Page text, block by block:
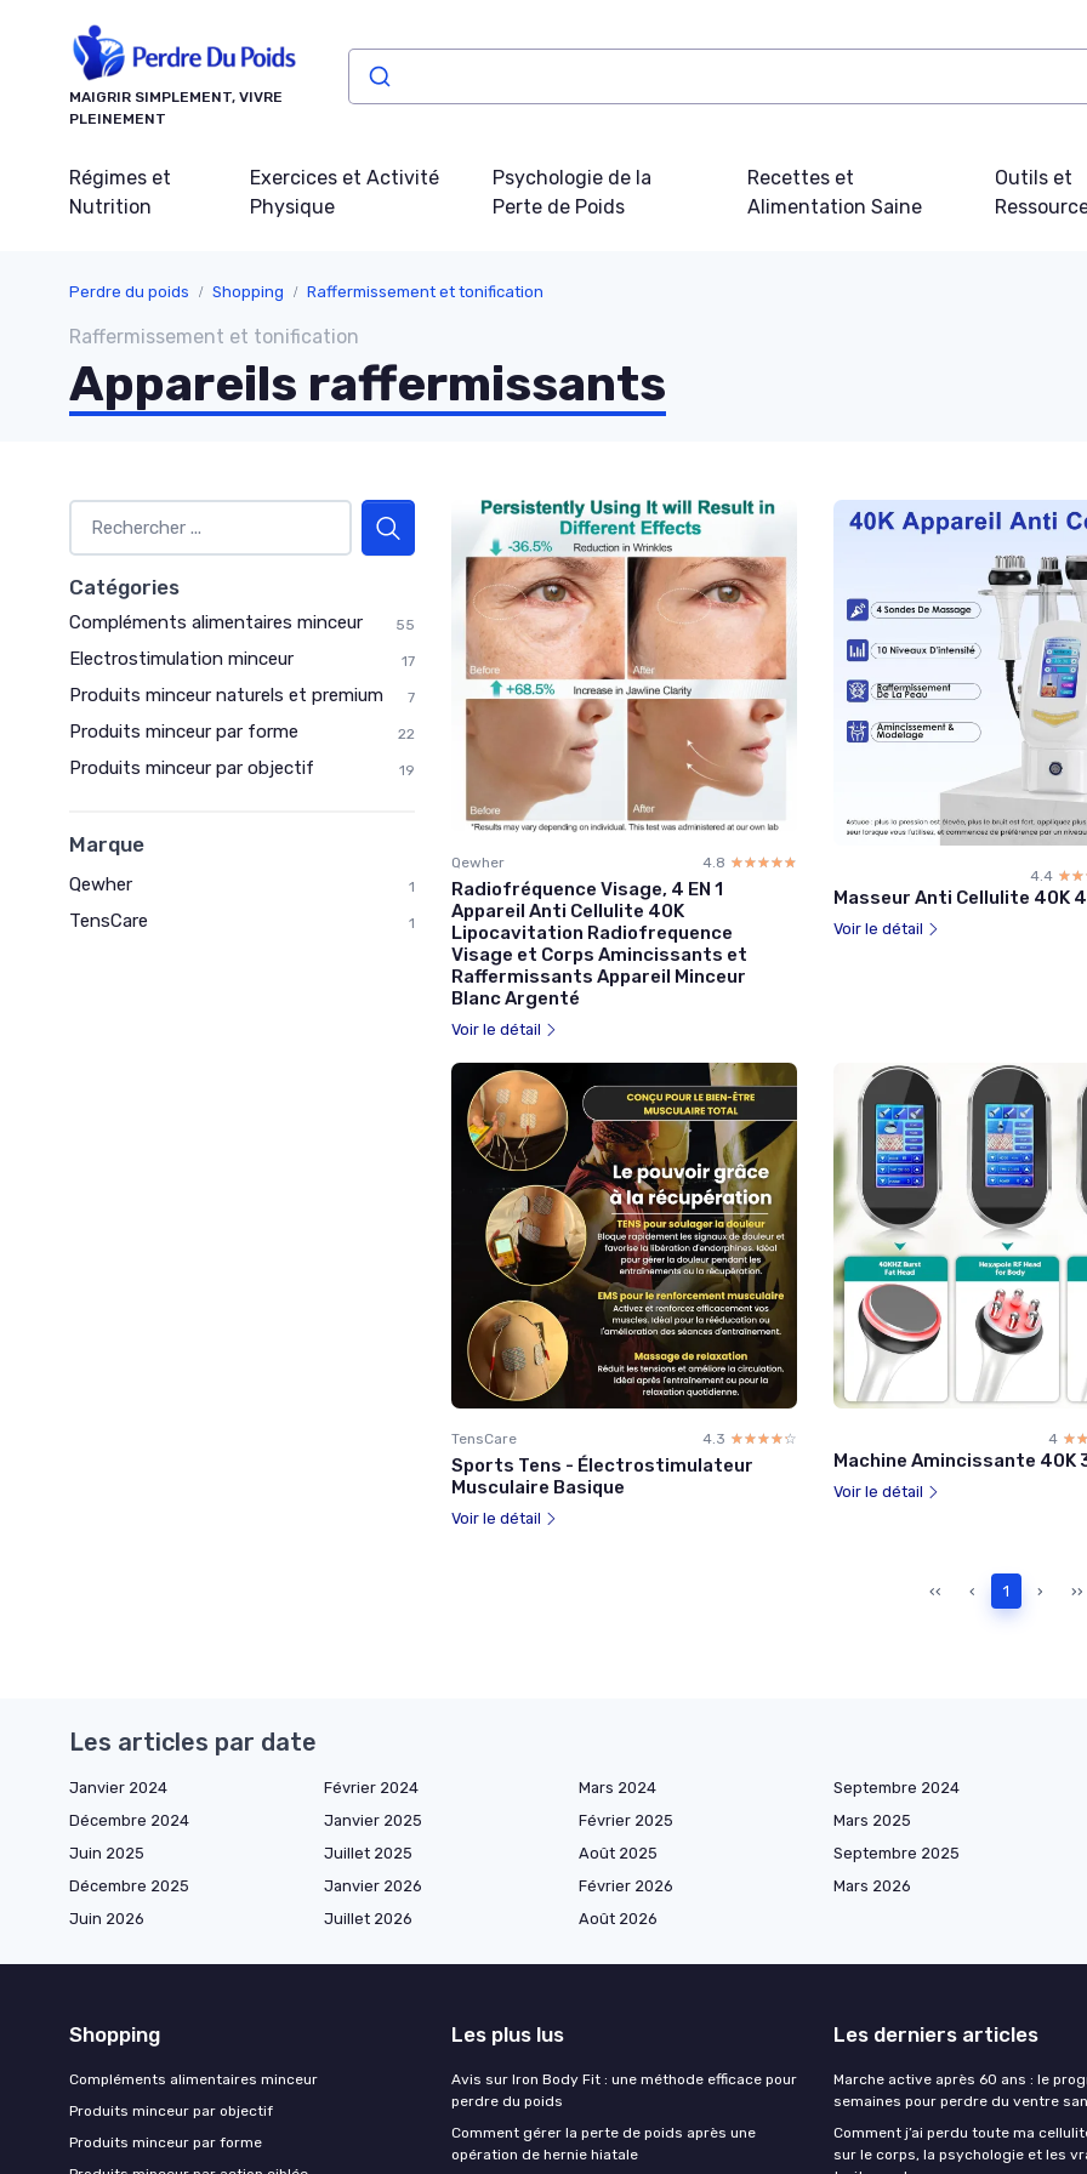
MAIGRIR SIMPLEMENT, VIVRE
PLEINEMENT
Régimes et
Nutrition
Exercices et Activité
Physique
Psychologie de la
Perte de Poids
Recettes et
Alimentation Saine
Outils et
Perdre du poids Shopping Raffermissement et tonification
Raffermissement et tonification
Appareils raffermissants
Catégories
Compléments alimentaires minceur 55
Electrostimulation minceur 17
Produits minceur naturels et premium 7
Produits minceur par forme 22
Produits minceur par objectif 19
Marque
Qewher 1
TensCare 1
Qewher 4.8 ☆☆☆☆☆
★★★★★
Radiofréquence Visage, 4 EN 1
Appareil Anti Cellulite 40K
Lipocavitation Radiofrequence
Visage et Corps Amincissants et
Raffermissants Appareil Minceur
Blanc Argenté
Voir le détail
4.4
Masseur Anti Cellulite 40K 4
Voir le détail
TensCare 4.3 ☆☆☆☆☆
★★★★★
Sports Tens - Électrostimulateur
Musculaire Basique
Voir le détail
4
Machine Amincissante 40K
Voir le détail
‹‹ ‹ 1 › ››
Les articles par date
Janvier 2024 Février 2024 Mars 2024 Septembre 2024
Décembre 2024
Janvier 2025 Février 2025 Mars 2025
Juin 2025
Juillet 2025 Août 2025 Septembre 2025
Décembre 2025
Janvier 2026 Février 2026 Mars 2026
Juin 2026
Juillet 2026 Août 2026
Shopping
Compléments alimentaires minceur
Produits minceur par objectif
Produits minceur par forme
Les plus lus
Avis sur Iron Body Fit : une méthode efficace pour
perdre du poids
Comment gérer la perte de poids après une
opération de hernie hiatale
Les derniers articles
Marche active après 60 ans : le
semaines pour perdre du ventre
Comment j’ai perdu toute ma
sur le corps, la psychologie et les